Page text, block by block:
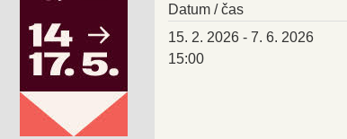
Datum / čas
15. 2. 2026 - 7. 6. 2026
15:00